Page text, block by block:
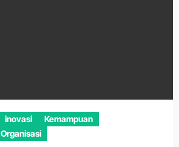
inovasi
Kemampuan
Organisasi